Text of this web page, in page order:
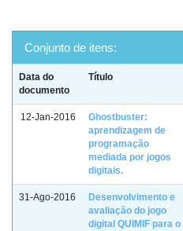
Conjunto de itens:
Data do
documento
Título
12-Jan-2016
Ghostbuster:
aprendizagem de
programação
mediada por jogos
digitais.
31-Ago-2016
Desenvolvimento e
avaliação do jogo
digital QUIMIF para o